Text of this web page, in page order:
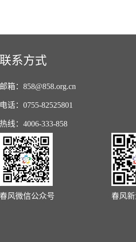
联系方式
邮箱：858@858.org.cn
电话：0755-82525801
热线：4006-333-858
春风微信公众号 春风